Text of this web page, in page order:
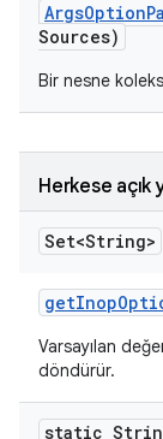
ArgsOption
Sources)
Bir nesne
Herkese
Set<String>
getInop
Varsayılan
döndürür.
static